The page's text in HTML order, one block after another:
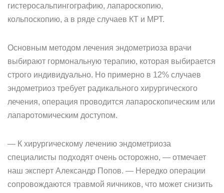
гистеросальпингографию, лапароскопию,
кольпоскопию, а в ряде случаев КТ и МРТ.
Основным методом лечения эндометриоза врачи
выбирают гормональную терапию, которая выбирается
строго индивидуально. Но примерно в 12% случаев
эндометриоз требует радикального хирургического
лечения, операция проводится лапароскопическим или
лапаротомическим доступом.
— К хирургическому лечению эндометриоза
специалисты подходят очень осторожно, — отмечает
наш эксперт Александр Попов. — Нередко операции
сопровождаются травмой яичников, что может снизить